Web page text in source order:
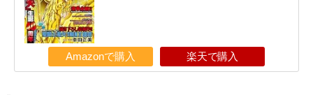
Amazonで購入 楽天で購入